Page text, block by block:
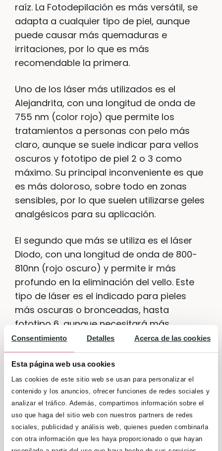
Consentimiento Detalles Acerca de las cookies
Esta página web usa cookies
Las cookies de este sitio web se usan para personalizar el
contenido y los anuncios, ofrecer funciones de redes sociales y
analizar el tráfico. Además, compartimos información sobre el
uso que haga del sitio web con nuestros partners de redes
sociales, publicidad y análisis web, quienes pueden combinarla
con otra información que les haya proporcionado o que hayan
raíz. La Fotodepilación es más versátil, se
adapta a cualquier tipo de piel, aunque
puede causar más quemaduras e
irritaciones, por lo que es más
recomendable la primera.
Uno de los láser más utilizados es el
Alejandrita, con una longitud de onda de
755 nm (color rojo) que permite los
tratamientos a personas con pelo más
claro, aunque se suele indicar para vellos
oscuros y fototipo de piel 2 o 3 como
máximo. Su principal inconveniente es que
es más doloroso, sobre todo en zonas
sensibles, por lo que suelen utilizarse geles
analgésicos para su aplicación.
El segundo que más se utiliza es el láser
Diodo, con una longitud de onda de 800-
810nn (rojo oscuro) y permite ir más
profundo en la eliminación del vello. Este
tipo de láser es el indicado para pieles
más oscuras o bronceadas, hasta
fototipo 6, aunque necesitará más
sesiones que las pieles claras. Es menos
doloroso, y prácticamente no tiene riesgo
de quemadura así que no es necesario
ningún analgésico.
Antes de comenzar un tratamiento de
depilación láserdebes tener en cuenta
una serie de factores: no se deben usar
autobronceadores ni pasar por rayos UVA